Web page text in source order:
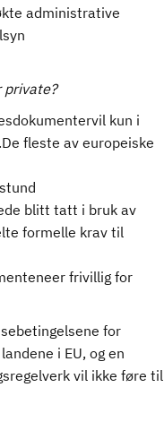
administrative
private?
kun i
fleste av europeiske
blitt tatt i bruk av
formelle krav til
frivillig for
for
i EU, og en
vil ikke føre til